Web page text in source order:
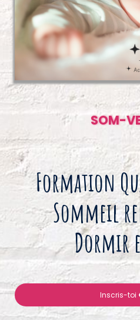
SOM-
Formation
Sommeil
Dormir
Inscris-toi